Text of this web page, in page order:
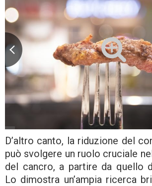
D’altro canto, la riduzione del
può svolgere un ruolo cruciale
del cancro, a partire da quello
Lo dimostra un’ampia ricerca